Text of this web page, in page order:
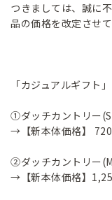
つきましては、誠に
品の価格を改定させ
「カジュアルギフト」
①ダッチカント
→【新本体価格】
②ダッチカント
→【新本体価格】